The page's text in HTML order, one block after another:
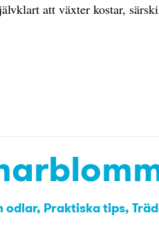
att växter kostar,
odlar Praktiska tips